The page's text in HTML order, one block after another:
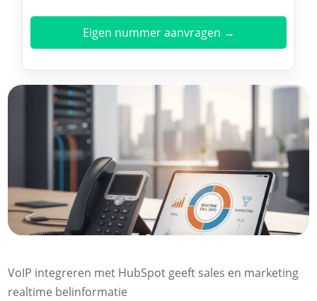
Eigen nummer aanvragen →
VoIP integreren met HubSpot geeft sales en marketing
realtime belinformatie